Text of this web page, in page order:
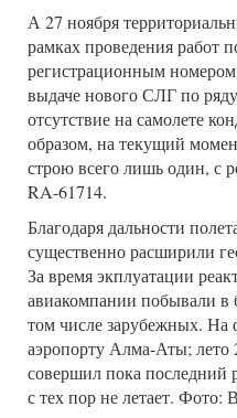
А 27 ноября
рамках проведения работ
регистрационным
выдаче нового СЛГ по
отсутствие на самолете
образом, на текущий
строю всего лишь один, с
RA-61714.
Благодаря дальности
существенно расширили
За время экплуатации
авиакомпании побывали в
том числе зарубежных.
аэропорту Алма-Аты; лето
совершил пока последний
с тех пор не летает. Фото: